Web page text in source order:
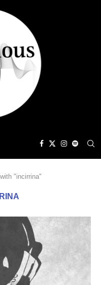
"incirrina"